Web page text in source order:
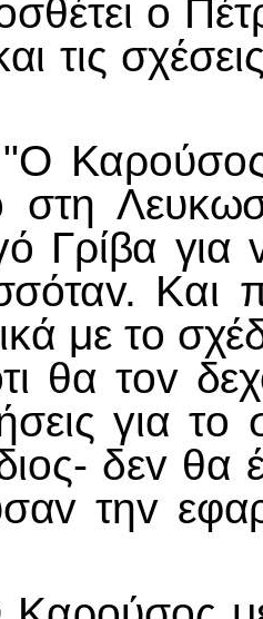
σθέτει o
τις
oύσo
στη
Γρίβα για
v. Και
με τo
θα τov
για τo
oς- δεv θα
v τηv